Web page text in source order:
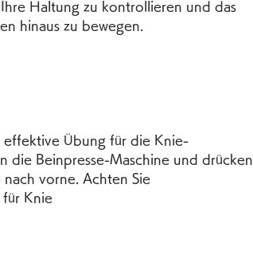
hinaus zu bewegen.
effektive Übung für die Knie-
die Beinpresse-Maschine und drücken
vorne. Achten Sie
für Knie